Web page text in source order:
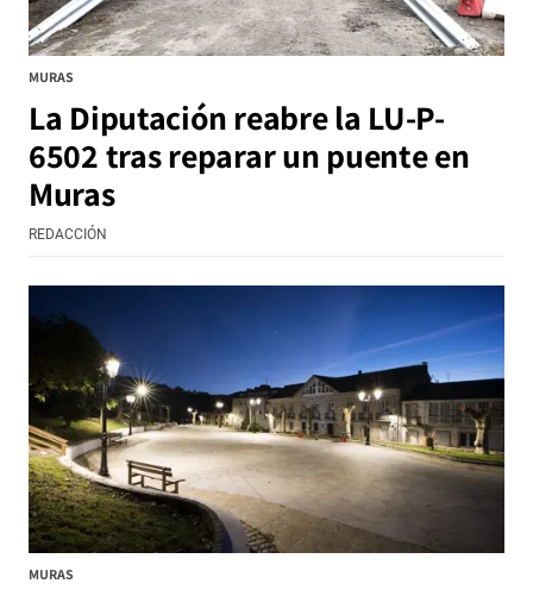
MURAS
La Diputación reabre la LU-P-
6502 tras reparar un puente en
Muras
REDACCIÓN
MURAS